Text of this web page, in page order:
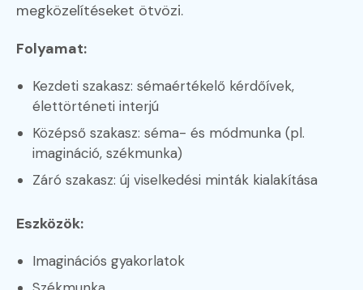
megközelítéseket ötvözi.
Folyamat:
Kezdeti szakasz: sémaértékelő kérdőívek,
élettörténeti interjú
Középső szakasz: séma- és módmunka (pl.
imagináció, székmunka)
Záró szakasz: új viselkedési minták kialakítása
Eszközök:
Imaginációs gyakorlatok